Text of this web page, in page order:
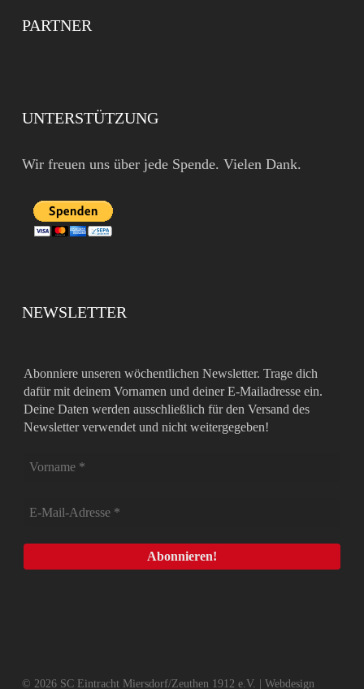
PARTNER
UNTERSTÜTZUNG
Wir freuen uns über jede Spende. Vielen Dank.
NEWSLETTER
Abonniere unseren wöchentlichen Newsletter. Trage dich
dafür mit deinem Vornamen und deiner E-Mailadresse ein.
Deine Daten werden ausschließlich für den Versand des
Newsletter verwendet und nicht weitergegeben!
© 2026 SC Eintracht Miersdorf/Zeuthen 1912 e.V. | Webdesign